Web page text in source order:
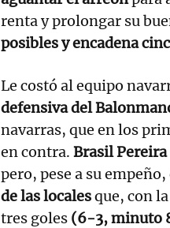
renta y prolongar su
posibles y encadena
Le costó al equipo
defensiva del
navarras, que en los
en contra. Brasil Pereira
pero, pese a su
de las localesque, con
tres goles (6-3, minuto